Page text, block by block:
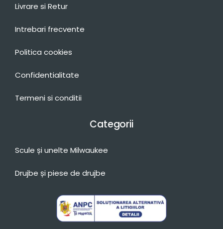
Livrare si Retur
Intrebari frecvente
Politica cookies
Confidentialitate
Termeni si conditii
Categorii
Scule și unelte Milwaukee
Drujbe și piese de drujbe